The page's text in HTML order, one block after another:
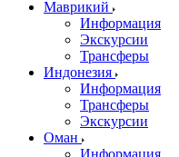
Маврикий
Информация
Экскурсии
Трансферы
Индонезия
Информация
Трансферы
Экскурсии
Оман
Информация